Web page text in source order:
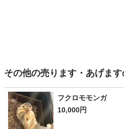
その他の売ります・あげま
フクロモモンガ
10,000円